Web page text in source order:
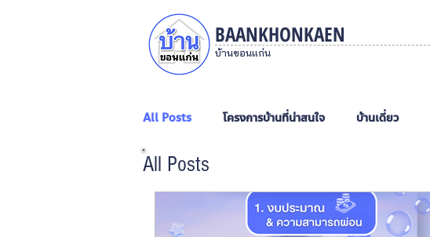
BAANKHONKAEN
บ้านขอนแก่น
All Posts โครงการบ้านที่น่าสนใจ บ้านเดี่ยว
All Posts